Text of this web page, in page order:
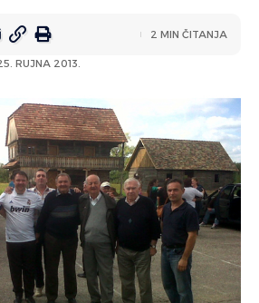
RUJNA 2013.
2 MIN ČITANJA